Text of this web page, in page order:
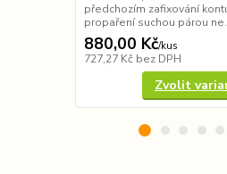
předchozím zafixování
propaření suchou párou
880,00 Kč/kus
727,27 Kč bez DPH
Zvolit